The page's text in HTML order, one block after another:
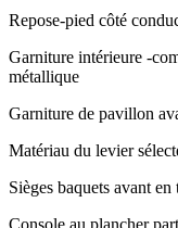
Repose-pied côté
Garniture intérieure -
métallique
Garniture de pavillon
Matériau du levier
Sièges baquets avant en
Console au plancher